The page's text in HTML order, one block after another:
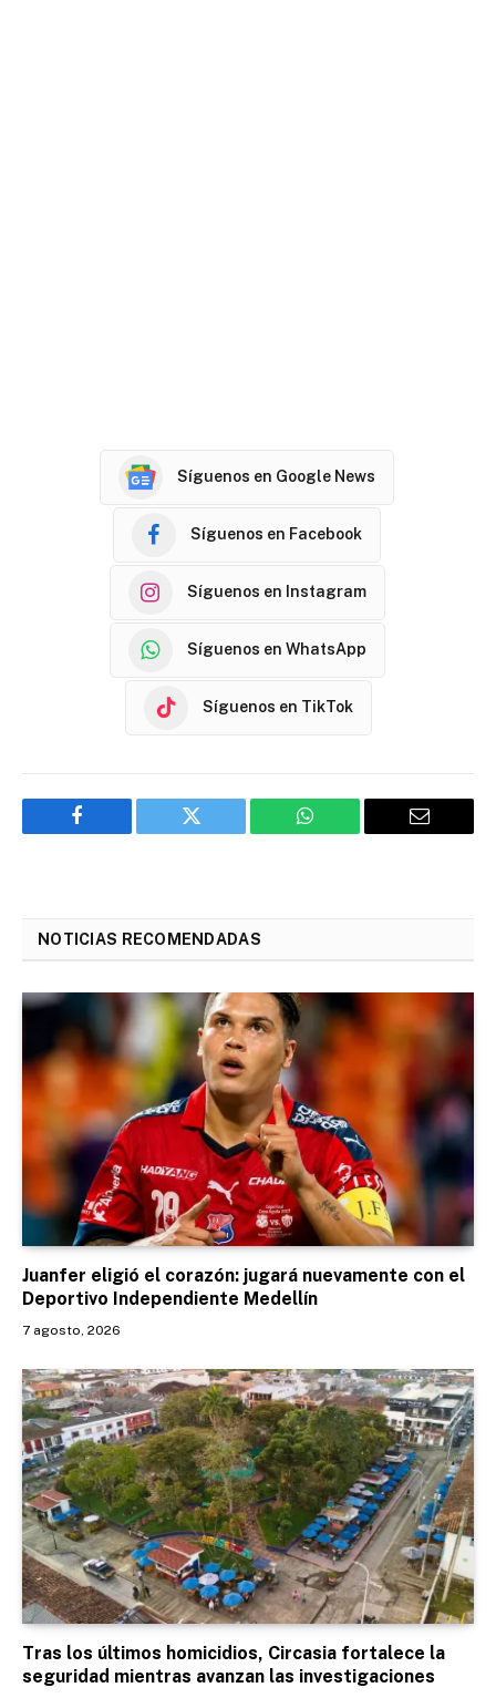
Síguenos en Google News
Síguenos en Facebook
Síguenos en Instagram
Síguenos en WhatsApp
Síguenos en TikTok
Facebook Twitter WhatsApp Email
NOTICIAS RECOMENDADAS
Juanfer eligió el corazón: jugará nuevamente con el
Deportivo Independiente Medellín
7 agosto, 2026
Tras los últimos homicidios, Circasia fortalece la
seguridad mientras avanzan las investigaciones